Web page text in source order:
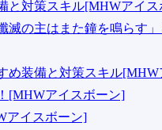
と対策スキル[MHWアイ
滅の主はまた鐘を鳴らす
め装備と対策スキル
[MHWアイスボーン]
アイスボーン]